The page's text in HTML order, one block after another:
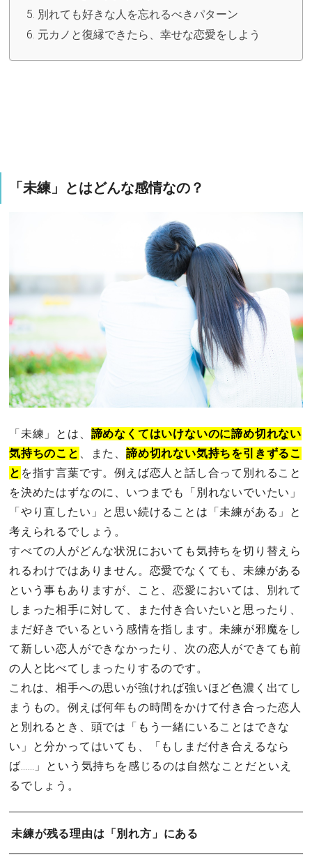
別れても好きな人を忘れるべきパターン
元カノと復縁できたら、幸せな恋愛をしよう
「未練」とはどんな感情なの？
「未練」とは、 諦めなくてはいけないのに諦め切れない
気持ちのこと 、また、諦め切れない気持ちを引きずるこ
と を指す言葉です。例えば恋人と話し合って別れること
を決めたはずなのに、いつまでも「別れないでいたい」
「やり直したい」と思い続けることは「未練がある」と
考えられるでしょう。
すべての人がどんな状況においても気持ちを切り替えら
れるわけではありません。恋愛でなくても、未練がある
という事もありますが、こと、恋愛においては、別れて
しまった相手に対して、また付き合いたいと思ったり、
まだ好きでいるという感情を指します。未練が邪魔をし
て新しい恋人ができなかったり、次の恋人ができても前
の人と比べてしまったりするのです。
これは、相手への思いが強ければ強いほど色濃く出てし
まうもの。例えば何年もの時間をかけて付き合った恋人
と別れるとき、頭では「もう一緒にいることはできな
い」と分かってはいても、「もしまだ付き合えるなら
ば……」という気持ちを感じるのは自然なことだといえ
るでしょう。
未練が残る理由は「別れ方」にある